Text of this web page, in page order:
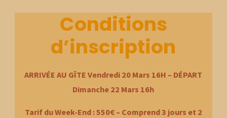
Conditions
d’inscription
ARRIVÉE AU GÎTE Vendredi 20 Mars 16H – DÉPART
Dimanche 22 Mars 16h
Tarif du Week-End : 550€– Comprend 3 jours et 2